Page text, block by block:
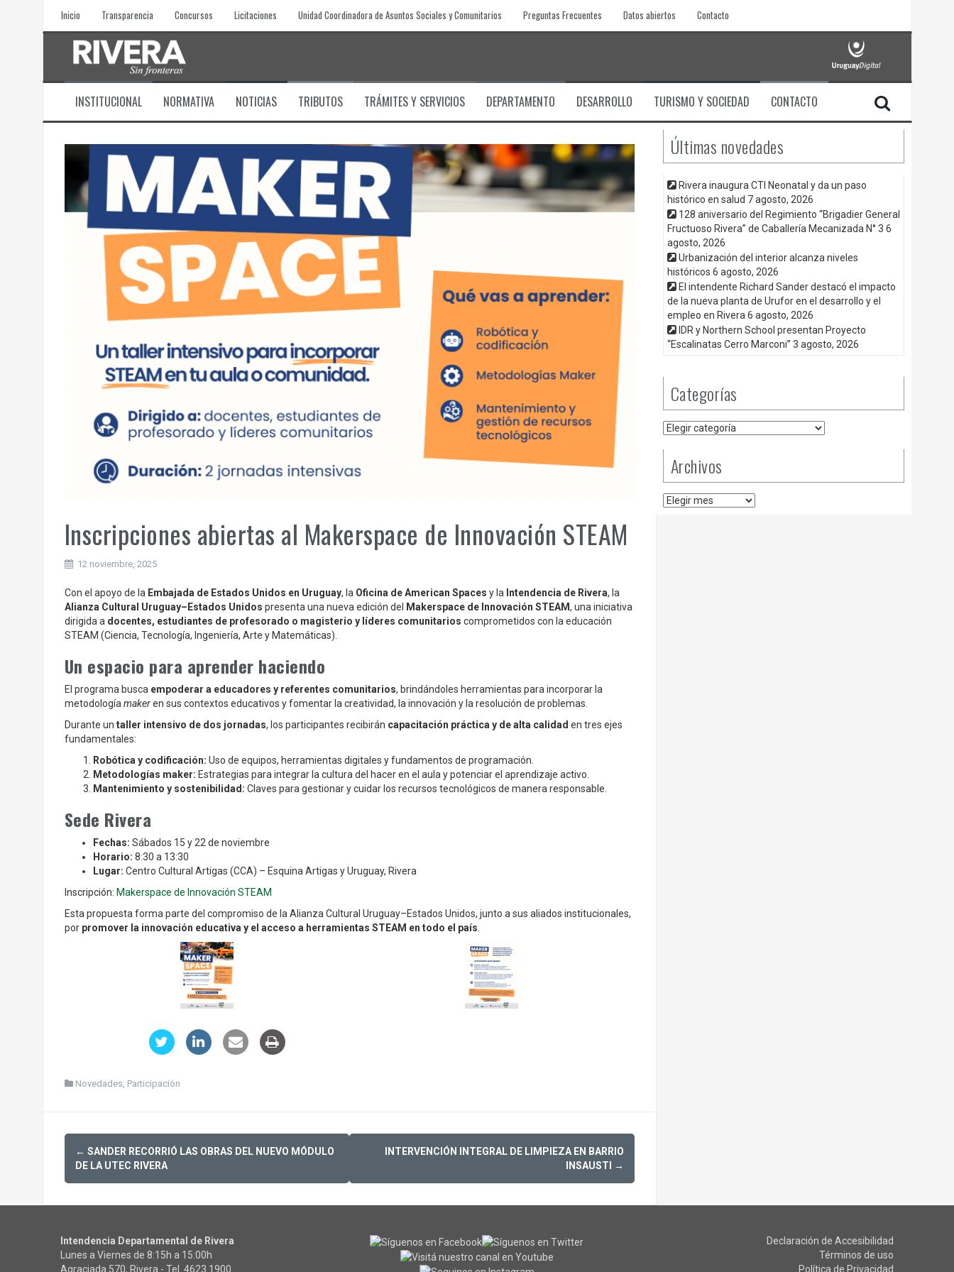
Inicio Transparencia Concursos Licitaciones Unidad Coordinadora de Asuntos Sociales y Comunitarios Preguntas Frecuentes Datos abiertos Contacto
INSTITUCIONAL NORMATIVA NOTICIAS TRIBUTOS TRÁMITES Y SERVICIOS DEPARTAMENTO DESARROLLO TURISMO Y SOCIEDAD CONTACTO
Inscripciones abiertas al Makerspace de Innovación STEAM
12 noviembre, 2025
Con el apoyo de la Embajada de Estados Unidos en Uruguay, la Oficina de American Spaces y la Intendencia de Rivera, la
Alianza Cultural Uruguay–Estados Unidos presenta una nueva edición del Makerspace de Innovación STEAM, una iniciativa
dirigida a docentes, estudiantes de profesorado o magisterio y líderes comunitarios comprometidos con la educación
STEAM (Ciencia, Tecnología, Ingeniería, Arte y Matemáticas).
Un espacio para aprender haciendo
El programa busca empoderar a educadores y referentes comunitarios, brindándoles herramientas para incorporar la
metodologíamakeren sus contextos educativos y fomentar la creatividad, la innovación y la resolución de problemas.
Durante un taller intensivo de dos jornadas, los participantes recibirán capacitación práctica y de alta calidad en tres ejes
fundamentales:
Robótica y codificación: Uso de equipos, herramientas digitales y fundamentos de programación.
Metodologías maker: Estrategias para integrar la cultura del hacer en el aula y potenciar el aprendizaje activo.
Mantenimiento y sostenibilidad: Claves para gestionar y cuidar los recursos tecnológicos de manera responsable.
Sede Rivera
Fechas: Sábados 15 y 22 de noviembre
Horario: 8:30 a 13:30
Lugar: Centro Cultural Artigas (CCA) – Esquina Artigas y Uruguay, Rivera
Inscripción: Makerspace de Innovación STEAM
Esta propuesta forma parte del compromiso de la Alianza Cultural Uruguay–Estados Unidos, junto a sus aliados institucionales,
por promover la innovación educativa y el acceso a herramientas STEAM en todo el país.
Novedades, Participación
Post
navigation
← SANDER RECORRIÓ LAS OBRAS DEL NUEVO MÓDULO
DE LA UTEC RIVERA
INTERVENCIÓN INTEGRAL DE LIMPIEZA EN BARRIO
INSAUSTI
→
Últimas novedades
Rivera inaugura CTI Neonatal y da un paso
histórico en salud 7 agosto, 2026
128 aniversario del Regimiento “Brigadier General
Fructuoso Rivera” de Caballería Mecanizada N° 3 6
agosto, 2026
Urbanización del interior alcanza niveles
históricos 6 agosto, 2026
El intendente Richard Sander destacó el impacto
de la nueva planta de Urufor en el desarrollo y el
empleo en Rivera 6 agosto, 2026
IDR y Northern School presentan Proyecto
“Escalinatas Cerro Marconi” 3 agosto, 2026
Categorías
Categorías
Archivos
Archivos
Intendencia Departamental de Rivera
Lunes a Viernes de 8:15h a 15:00h
Agraciada 570, Rivera - Tel. 4623 1900
Declaración de Accesibilidad
Términos de uso
Política de Privacidad